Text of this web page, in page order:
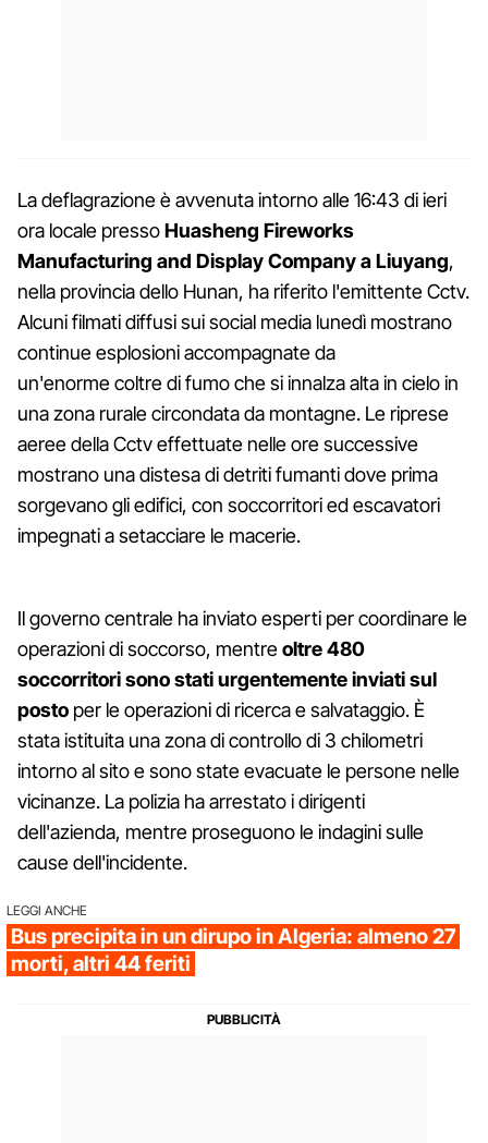
La deflagrazione è avvenuta intorno alle 16:43 di ieri
ora locale pressoHuasheng Fireworks
Manufacturing and Display Company a Liuyang,
nella provincia dello Hunan, ha riferito l'emittente Cctv.
Alcuni filmati diffusi sui social media lunedì mostrano
continue esplosioni accompagnate da
un'enorme coltre di fumo che si innalza alta in cielo in
una zona rurale circondata da montagne. Le riprese
aeree della Cctv effettuate nelle ore successive
mostrano una distesa di detriti fumanti dove prima
sorgevano gli edifici, con soccorritori ed escavatori
impegnati a setacciare le macerie.
Il governo centrale ha inviato esperti per coordinare le
operazioni di soccorso, mentreoltre 480
soccorritori sono stati urgentemente inviati sul
posto per le operazioni di ricerca e salvataggio. È
stata istituita una zona di controllo di 3 chilometri
intorno al sito e sono state evacuate le persone nelle
vicinanze. La polizia ha arrestato i dirigenti
dell'azienda, mentre proseguono le indagini sulle
cause dell'incidente.
LEGGI ANCHE
Bus precipita in un dirupo in Algeria: almeno 27
morti, altri 44 feriti